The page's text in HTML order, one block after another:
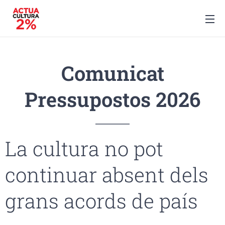
Comunicat
Pressupostos 2026
La cultura no pot
continuar absent dels
grans acords de país